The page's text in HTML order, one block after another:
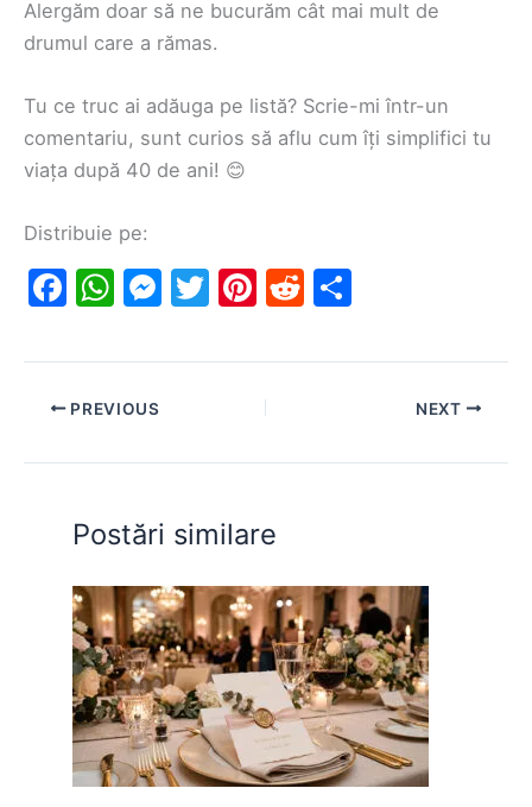
Alergăm doar să ne bucurăm cât mai mult de
drumul care a rămas.
Tu ce truc ai adăuga pe listă? Scrie-mi într-un
comentariu, sunt curios să aflu cum îți simplifici tu
viața după 40 de ani! 😊
Distribuie pe:
F
c
e
o
o
k
W
at
s
p
p
M
s
n
g
er
T
itt
Pi
er
e
R
d ar
PREVIOUS NEXT
Postări similare